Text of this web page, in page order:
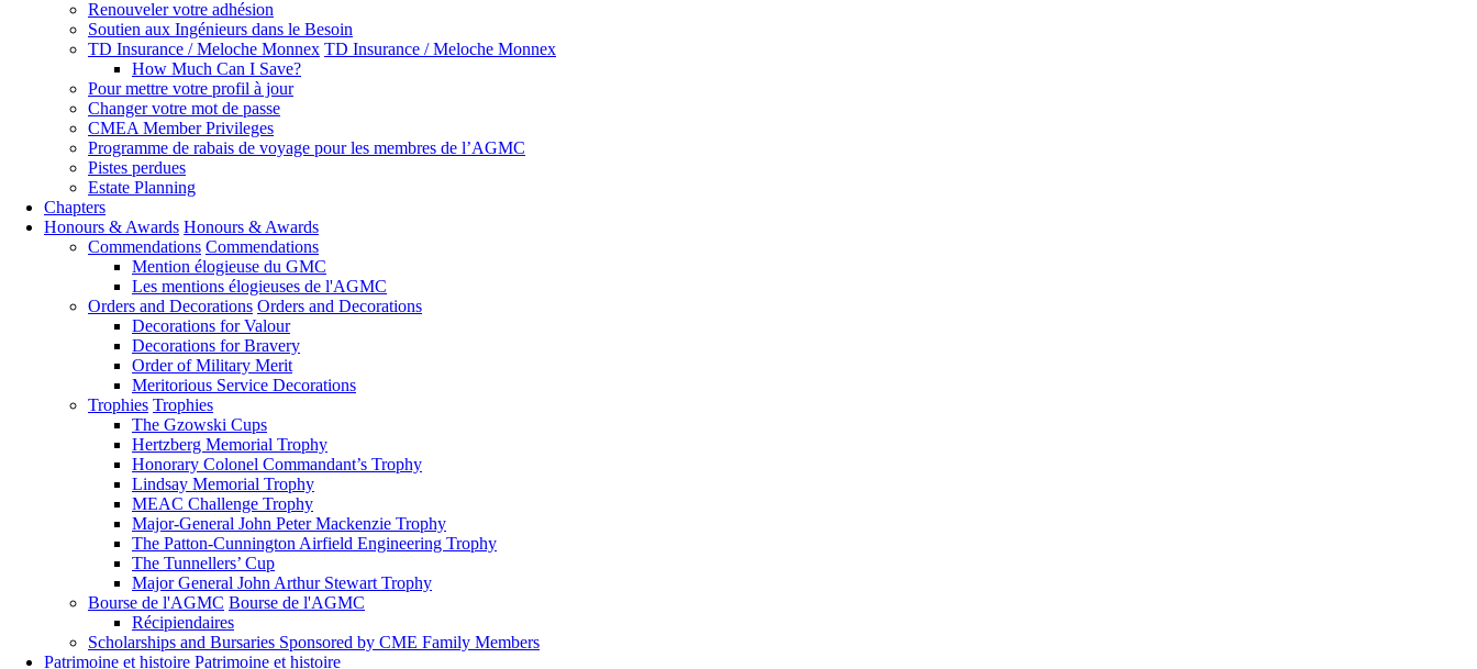
Renouveler votre adhésion
Soutien aux Ingénieurs dans le Besoin
TD Insurance / Meloche Monnex TD Insurance / Meloche Monnex
How Much Can I Save?
Pour mettre votre profil à jour
Changer votre mot de passe
CMEA Member Privileges
Programme de rabais de voyage pour les membres de l’AGMC
Pistes perdues
Estate Planning
Chapters
Honours & Awards Honours & Awards
Commendations Commendations
Mention élogieuse du GMC
Les mentions élogieuses de l'AGMC
Orders and Decorations Orders and Decorations
Decorations for Valour
Decorations for Bravery
Order of Military Merit
Meritorious Service Decorations
Trophies Trophies
The Gzowski Cups
Hertzberg Memorial Trophy
Honorary Colonel Commandant’s Trophy
Lindsay Memorial Trophy
MEAC Challenge Trophy
Major-General John Peter Mackenzie Trophy
The Patton-Cunnington Airfield Engineering Trophy
The Tunnellers’ Cup
Major General John Arthur Stewart Trophy
Bourse de l'AGMC Bourse de l'AGMC
Récipiendaires
Scholarships and Bursaries Sponsored by CME Family Members
Patrimoine et histoire Patrimoine et histoire